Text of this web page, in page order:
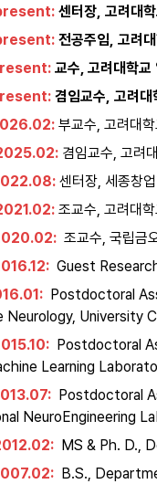
센터장, 고려대
전공주임, 고려
교수, 고려대학교
겸임교수, 고려
부교수, 고려대
겸임교수, 고려
센터장, 세종창
조교수, 고려대
조교수, 국립금
Guest
Postdoctoral
Neurology, University
Postdoctoral
Learning
Postdoctoral
NeuroEngineering
MS & Ph. D.,
B.S.,